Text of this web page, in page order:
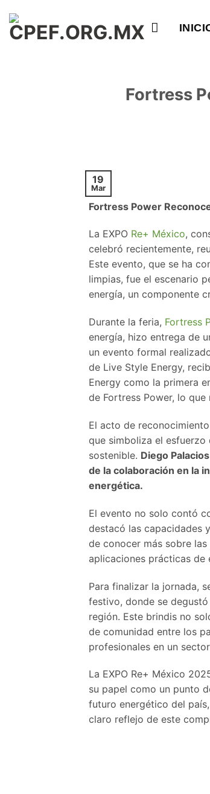
contenido
Fortress
19
Mar
Fortress Power
La EXPO Re+ México,
celebró recientemente,
Este evento, que se ha
limpias, fue el escenario
energía, un componente
Durante la feria, Fortress
energía, hizo entrega de
un evento formal
de Live Style Energy,
Energy como la primera
de Fortress Power, lo
El acto de
que simboliza el esfuerzo
sostenible. Diego
de la colaboración en la
energética.
El evento no solo contó
destacó las capacidades
de conocer más sobre
aplicaciones prácticas
Para finalizar la jornada,
festivo, donde se
región. Este brindis no
de comunidad entre los
profesionales en un
La EXPO Re+ México
su papel como un punto
futuro energético del
claro reflejo de este